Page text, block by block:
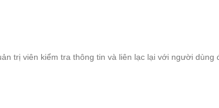
trị viên kiểm tra thông tin và liên lạc lại với người dùng